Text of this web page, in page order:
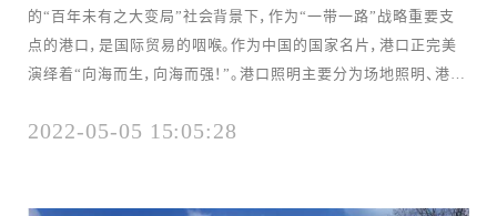
的“百年未有之大变局”社会背景下，作为“一带一路”战略重要支
点的港口，是国际贸易的咽喉。作为中国的国家名片，港口正完美
演绎着“向海而生，向海而强！”。港口照明主要分为场地照明、港口
照明产品质量要求也极高，严苛的使用环境（腐蚀、震动、台风等）
2022-05-05 15:05:28